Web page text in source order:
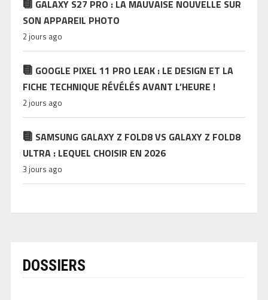
GALAXY S27 PRO : LA MAUVAISE NOUVELLE SUR
SON APPAREIL PHOTO
2 jours ago
GOOGLE PIXEL 11 PRO LEAK : LE DESIGN ET LA
FICHE TECHNIQUE RÉVÉLÉS AVANT L’HEURE !
2 jours ago
SAMSUNG GALAXY Z FOLD8 VS GALAXY Z FOLD8
ULTRA : LEQUEL CHOISIR EN 2026
3 jours ago
DOSSIERS